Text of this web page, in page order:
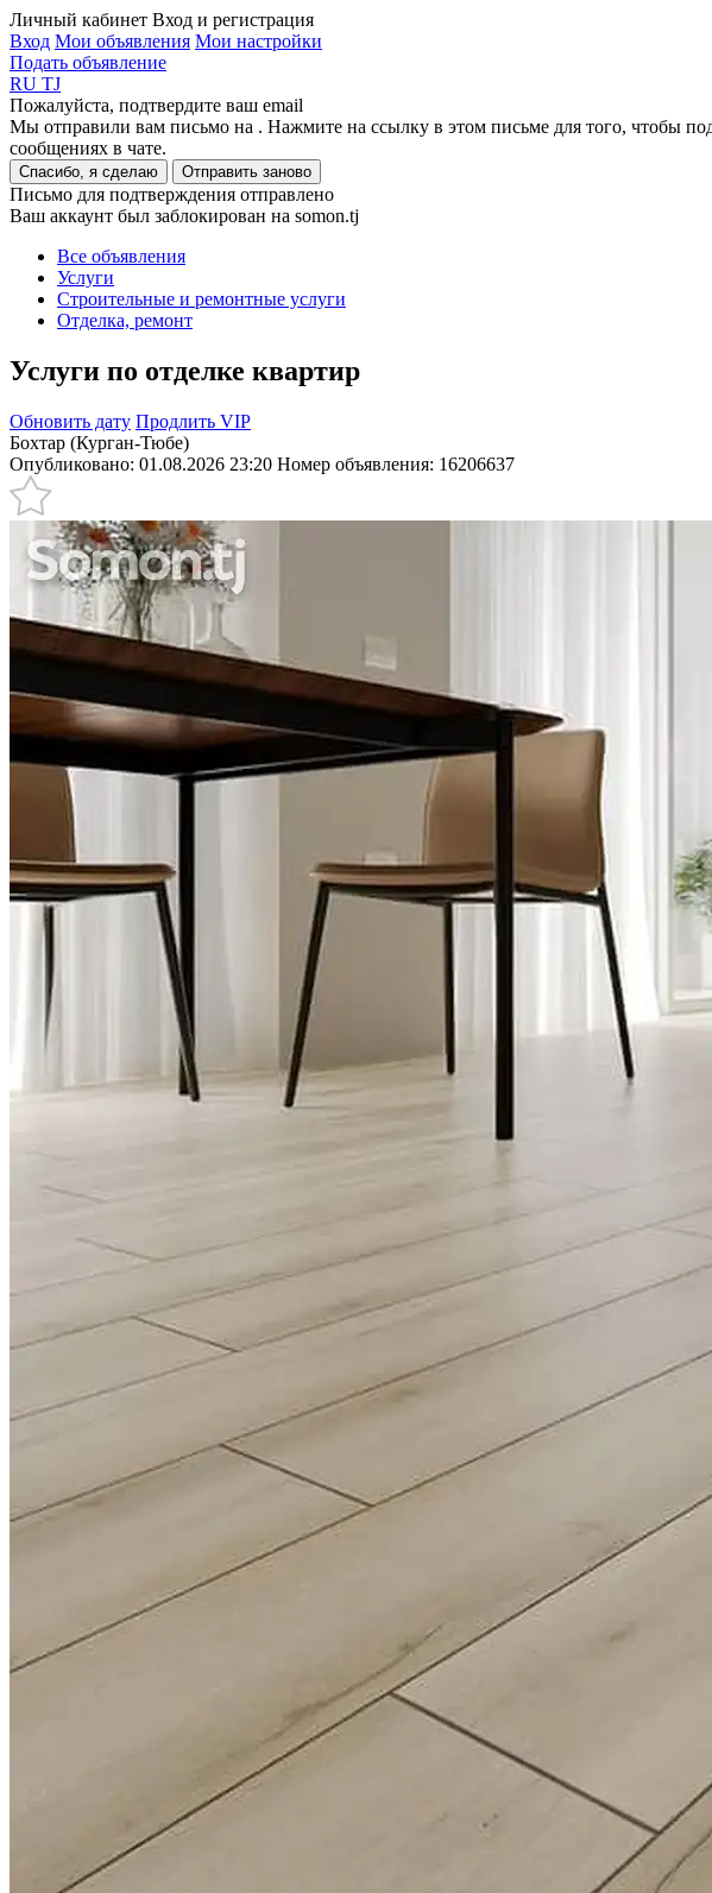
Личный кабинет Вход и регистрация
Вход Мои объявления Мои настройки
Подать объявление
RU TJ
Пожалуйста, подтвердите ваш email
Мы отправили вам письмо на . Нажмите на ссылку в этом письме для того, чтобы
сообщениях в чате.
Спасибо, я сделаю Отправить заново
Письмо для подтверждения отправлено
Ваш аккаунт был заблокирован на somon.tj
Все объявления
Услуги
Строительные и ремонтные услуги
Отделка, ремонт
Услуги по отделке квартир
Обновить дату Продлить VIP
Бохтар (Курган-Тюбе)
Опубликовано: 01.08.2026 23:20 Номер объявления: 16206637